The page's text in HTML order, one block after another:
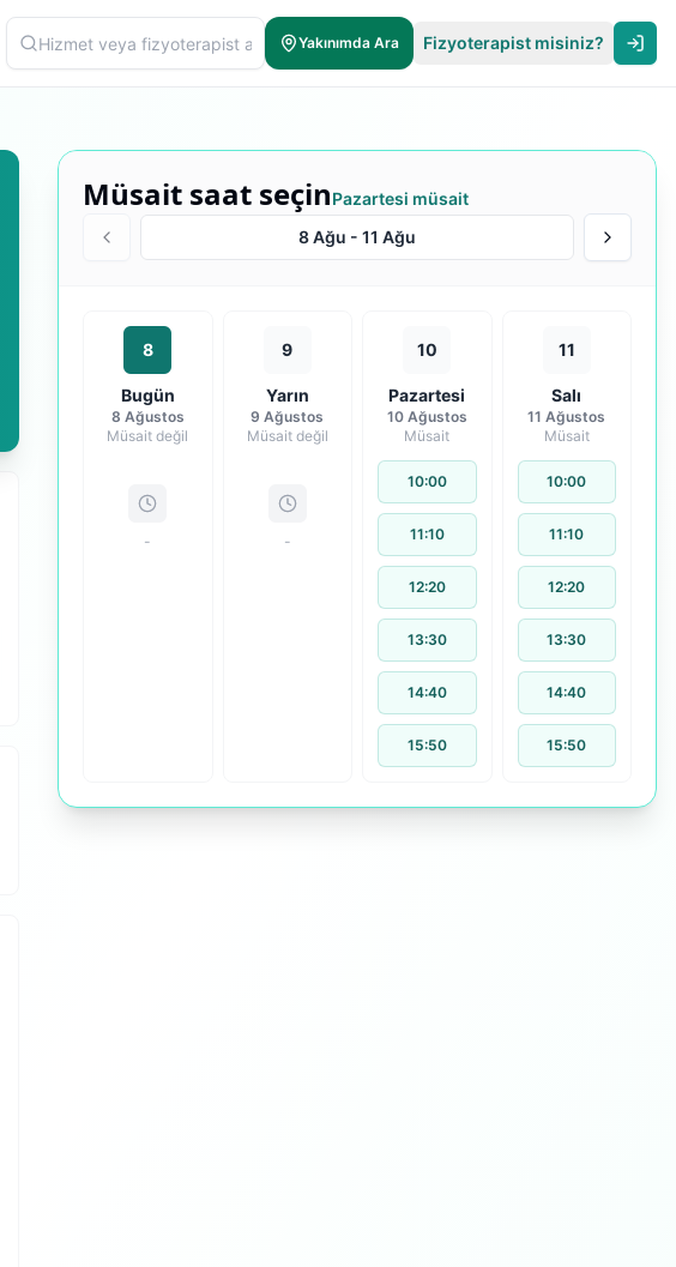
Yakınımda Ara Fizyoterapist misiniz?
Müsait saat seçinPazartesi müsait
8 Ağu - 11 Ağu
8
Bugün
8 Ağustos
Müsait değil
-
9
Yarın
9 Ağustos
Müsait değil
-
10
Pazartesi
10 Ağustos
Müsait
10:00
11:10
12:20
13:30
14:40
15:50
11
Salı
11 Ağustos
Müsait
10:00
11:10
12:20
13:30
14:40
15:50